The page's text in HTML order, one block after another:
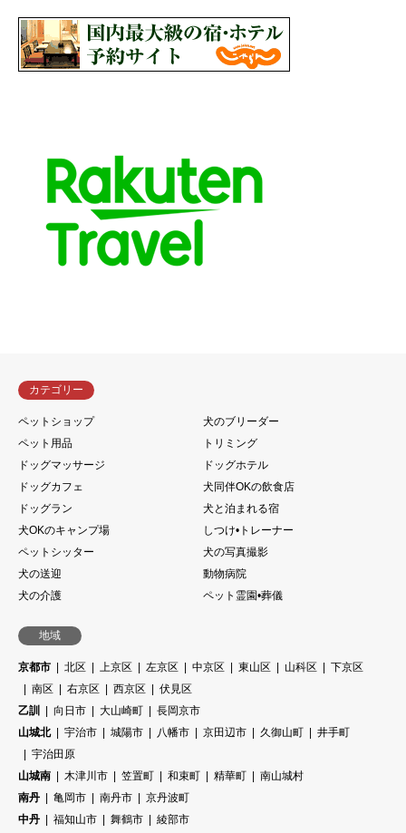
カテゴリー
ペットショップ
犬のブリーダー
ペット用品
トリミング
ドッグマッサージ
ドッグホテル
ドッグカフェ
犬同伴OKの飲食店
ドッグラン
犬と泊まれる宿
犬OKのキャンプ場
しつけ•トレーナー
ペットシッター
犬の写真撮影
犬の送迎
動物病院
犬の介護
ペット霊園•葬儀
地域
京都市 北区 上京区 左京区 中京区 東山区 山科区
下京区
南区
右京区 西京区
伏見区
乙訓
向日市 大山崎町
長岡京市
山城北
宇治市 城陽市 八幡市 京田辺市 久御山町
井手町
宇治田原
山城南
木津川市 笠置町 和束町 精華町
南山城村
南丹
亀岡市 南丹市
京丹波町
中丹
福知山市 舞鶴市
綾部市